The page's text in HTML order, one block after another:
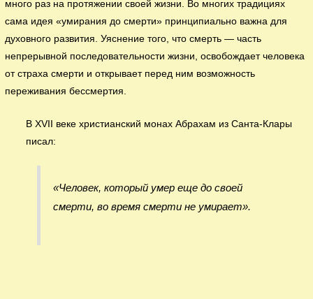
много раз на протяжении своей жизни. Во многих традициях
сама идея «умирания до смерти» принципиально важна для
духовного развития. Уяснение того, что смерть — часть
непрерывной последовательности жизни, освобождает человека
от страха смерти и открывает перед ним возможность
переживания бессмертия.
В XVII веке христианский монах Абрахам из Санта-Клары
писал:
«Человек, который умер еще до своей
смерти, во время смерти не умирает».